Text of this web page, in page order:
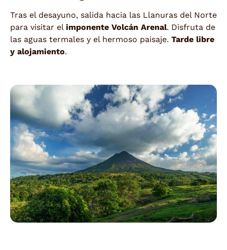
Tras el desayuno, salida hacia las Llanuras del Norte
para visitar el imponente Volcán Arenal. Disfruta de
las aguas termales y el hermoso paisaje. Tarde libre
y alojamiento.